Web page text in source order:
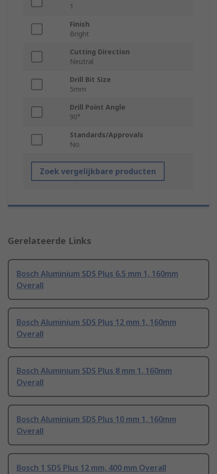
1
Finish
Bright
Cutting Direction
Neutral
Drill Bit Size
5mm
Drill Point Angle
90°
Standards/Approvals
No
Zoek vergelijkbare producten
Gerelateerde Links
Bosch Aluminium SDS Plus 6.5 mm 1, 160mm
Overall
Bosch Aluminium SDS Plus 12 mm 1, 160mm
Overall
Bosch Aluminium SDS Plus 8 mm 1, 160mm
Overall
Bosch Aluminium SDS Plus 10 mm 1, 160mm
Overall
Bosch 1 SDS Plus 12 mm, 400 mm Overall